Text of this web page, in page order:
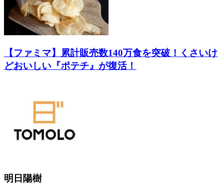
【ファミマ】累計販売数140万食を突破！くさいけ
どおいしい『ポテチ』が復活！
明日陽樹